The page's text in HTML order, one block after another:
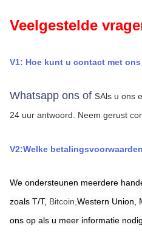
Veelgestelde
V1: Hoe kunt u contact met
Whatsapp ons of sAls u ons
24 uur antwoord.
Neem gerust
V2:Welke
We ondersteunen meerdere
zoals T/T, Bitcoin, Western Union,
ons op als u meer informatie